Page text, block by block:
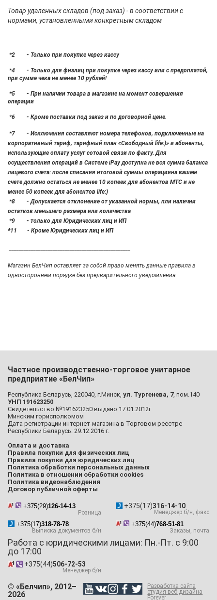
Товар удаленных складов (под заказ) - в соответствии с
нормами, установленными конкретным складом
*2 - Только при покупке через кассу
*4 - Только для физлиц при покупке через кассу или с предоплатой,
при сумме чека не менее 10 рублей!
*5 - При наличии товара в магазине на момент совершения
операции
*6 - Кроме поставки под заказ и по договорной цене.
*7 - Исключения составляют номера телефонов, подключенные на
корпоративный тариф, тарифный план «Свободный life:)» и абоненты,
использующие оплату услуг сотовой связи по факту. Для
осуществления операций в Системе iPay доступна не вся сумма баланса
лицевого счета: после списания итоговой суммы операциина вашем
счете должно остаться не менее 10 копеек для абонентов МТС и не
менее 50 копеек для абонентов life:)
*8 - Допускается отклонение от указанной нормы, пли наличии
остатков меньшего размера или количества
*9 - только для Юридических лиц и ИП
*11 - Кроме Юридических лиц и ИП
Магазин БелЧип оставляет за собой право менять данные правила в
одностороннем порядке без предварительного уведомления.
Частное производственно-торговое унитарное
предприятие «БелЧип»
Республика Беларусь, 220040, г.Минск, ул. Тургенева, 7, пом.140
УНП 191623250
Свидетельство №191623250 выдано 17.01.2012г
Минским горисполкомом
Дата регистрации интернет-магазина в Торговом реестре
Республики Беларусь: 29.12.2016 г.
Оплата и доставка
Правила покупки для физических лиц
Правила покупки для юридических лиц
Политика обработки персональных данных
Политика в отношении обработки cookies
Политика видеонаблюдения
Договор публичной оферты
+375(29)126-14-13
Розница
+375(17)316-14-10
Менеджер б/н, факс
+375(17)318-78-78
Выписка документов б/н
+375(44)768-51-81
Заказы, почта
+375(44)506-72-53
Менеджер б/н
Работа с юридическими лицами: Пн.-Пт. с 9:00
до 17:00
© «Белчип», 2012–
2026
Разработка сайта
студия веб-дизайна
Forever